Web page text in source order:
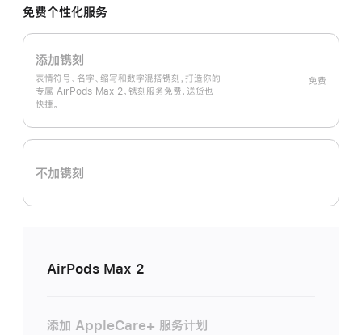
免费个性化服务
添加镌刻
表情符号、名字、缩写和数字混搭镌刻，打造你的
专属 AirPods Max 2。镌刻服务免费，送货也
快捷。
免费
不加镌刻
AirPods Max 2
添加 AppleCare+ 服务计划